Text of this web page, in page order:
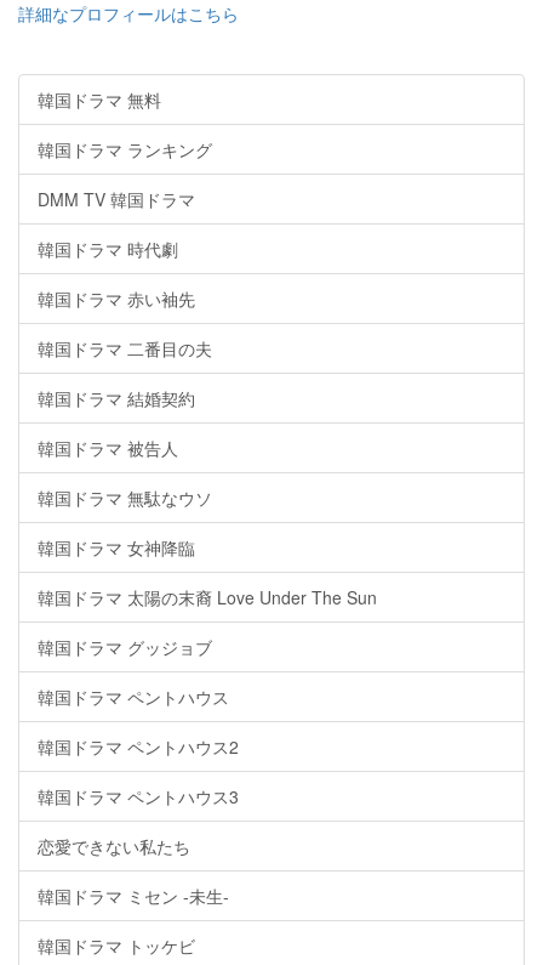
詳細なプロフィールはこちら
韓国ドラマ 無料
韓国ドラマ ランキング
DMM TV 韓国ドラマ
韓国ドラマ 時代劇
韓国ドラマ 赤い袖先
韓国ドラマ 二番目の夫
韓国ドラマ 結婚契約
韓国ドラマ 被告人
韓国ドラマ 無駄なウソ
韓国ドラマ 女神降臨
韓国ドラマ 太陽の末裔 Love Under The Sun
韓国ドラマ グッジョブ
韓国ドラマ ペントハウス
韓国ドラマ ペントハウス2
韓国ドラマ ペントハウス3
恋愛できない私たち
韓国ドラマ ミセン -未生-
韓国ドラマ トッケビ